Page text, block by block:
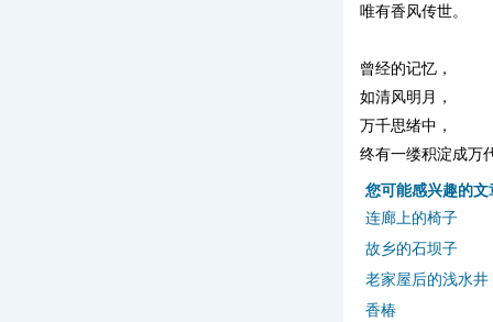
唯有香风传世。
曾经的记忆，
如清风明月，
万千思绪中，
终有一缕积淀成万
您可能感兴趣的文
连廊上的椅子
故乡的石坝子
老家屋后的浅水井
香椿